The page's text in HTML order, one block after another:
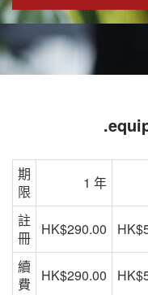
期
限
1 年
註
冊
HK$290.00
續
費
HK$290.00